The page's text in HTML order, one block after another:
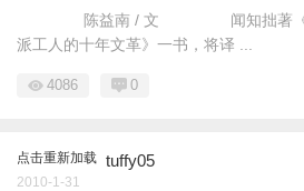
陈益南 / 文 闻知拙著《青
派工人的十年文革》一书，将译 ...
4086 0
点击重新加载 tuffy05
2010-1-31